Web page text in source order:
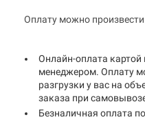
Оплату можно
Онлайн-оплата
менеджером. Оплату
разгрузки у вас на
заказа при
Безналичная оплата